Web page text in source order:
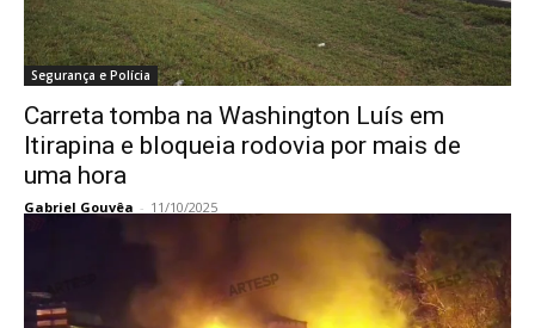
Segurança e Polícia
Carreta tomba na Washington Luís em
Itirapina e bloqueia rodovia por mais de
uma hora
Gabriel Gouvêa - 11/10/2025